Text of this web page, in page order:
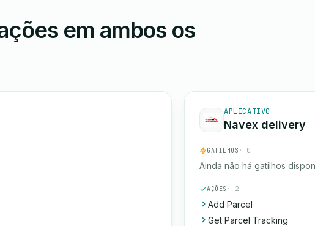
em ambos os
APLICATIVO
Navex delivery
GATILHOS · 0
Ainda não há gatilhos
AÇÕES · 2
Add Parcel
Get Parcel Tracking